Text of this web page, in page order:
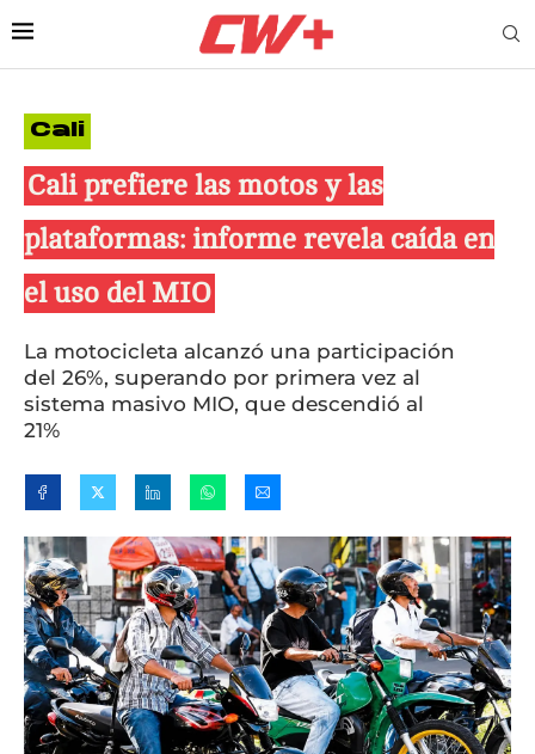
Cali
Cali prefiere las motos y las
plataformas: informe revela caída en
el uso del MIO
La motocicleta alcanzó una participación
del 26%, superando por primera vez al
sistema masivo MIO, que descendió al
21%